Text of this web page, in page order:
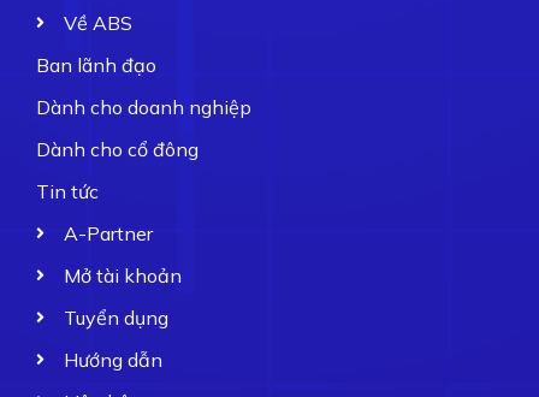
Về ABS
Ban lãnh đạo
Dành cho doanh nghiệp
Dành cho cổ đông
Tin tức
A-Partner
Mở tài khoản
Tuyển dụng
Hướng dẫn